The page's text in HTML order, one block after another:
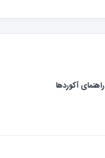
راهنمای آکوردها